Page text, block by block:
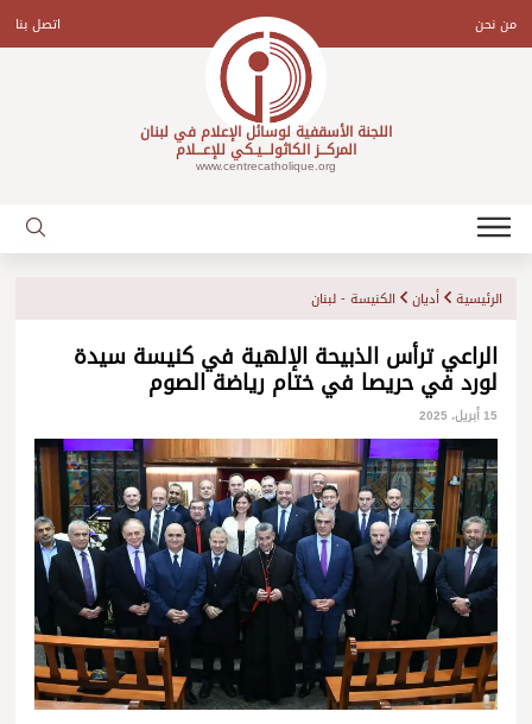
contentمن نحن اتصل بنا
اللجنة الأسقفية لوسائل الإعلام في لبنان
المركـــز الكاثولـــيـكي للإعـــلام
www.centrecatholique.org
الرئيسية أديان الكنيسة - لبنان
الراعي ترأس الذبيحة الإلهية في كنيسة سيدة
لورد في حريصا في ختام رياضة الصوم
15 أبريل، 2025